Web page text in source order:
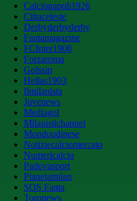
Calcionapoli1926
Cittaceleste
Derbyderbyderby
Fantamagazine
FCInter1908
Forzaroma
Golssip
Hellas1903
Ilmilanista
Juvenews
Mediagol
Milanistichannel
Mondoudinese
Notiziecalciomercato
Numericalcio
Padovasport
Pianetamilan
SOS Fanta
Toronews